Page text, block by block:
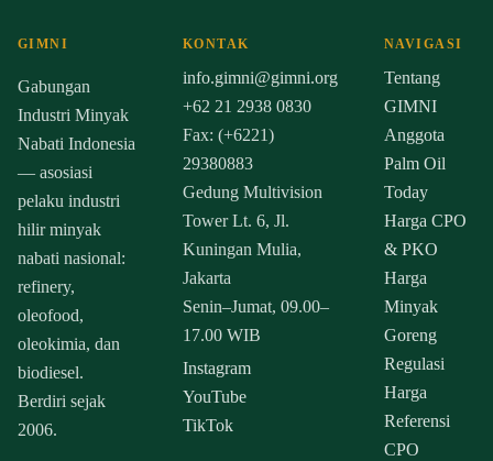
GIMNI
Gabungan
Industri Minyak
Nabati Indonesia
— asosiasi
pelaku industri
hilir minyak
nabati nasional:
refinery,
oleofood,
oleokimia, dan
biodiesel.
Berdiri sejak
2006.
KONTAK
info.gimni@gimni.org
+62 21 2938 0830
Fax: (+6221)
29380883
Gedung Multivision
Tower Lt. 6, Jl.
Kuningan Mulia,
Jakarta
Senin–Jumat, 09.00–
17.00 WIB
Instagram
YouTube
TikTok
NAVIGASI
Tentang
GIMNI
Anggota
Palm Oil
Today
Harga CPO
& PKO
Harga
Minyak
Goreng
Regulasi
Harga
Referensi
CPO